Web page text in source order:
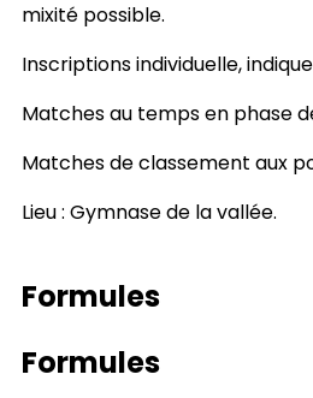
mixité possible.
Inscriptions individuelle,
Matches au temps en phase
Matches de classement aux
Lieu : Gymnase de la vallée.
Formules
Formules